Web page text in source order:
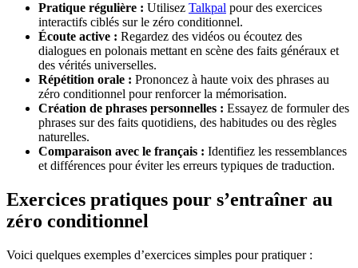
Pratique régulière : Utilisez Talkpal pour des exercices
interactifs ciblés sur le zéro conditionnel.
Écoute active : Regardez des vidéos ou écoutez des
dialogues en polonais mettant en scène des faits généraux et
des vérités universelles.
Répétition orale : Prononcez à haute voix des phrases au
zéro conditionnel pour renforcer la mémorisation.
Création de phrases personnelles : Essayez de formuler des
phrases sur des faits quotidiens, des habitudes ou des règles
naturelles.
Comparaison avec le français : Identifiez les ressemblances
et différences pour éviter les erreurs typiques de traduction.
Exercices pratiques pour s’entraîner au
zéro conditionnel
Voici quelques exemples d’exercices simples pour pratiquer :